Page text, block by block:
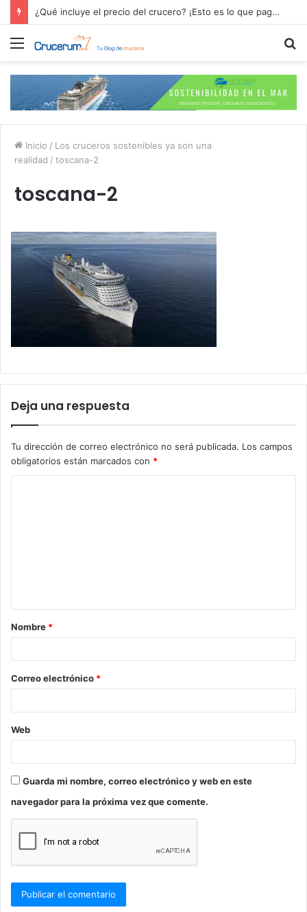
¿Qué incluye el precio del crucero? ¡Esto es lo que pagas por tu aventura en alta mar!
Menú
Inicio / Los cruceros sostenibles ya son una
realidad / toscana-2
toscana-2
Deja una respuesta
Tu dirección de correo electrónico no será publicada. Los campos
obligatorios están marcados con *
a
r
*
Nombre *
Correo electrónico *
Web
Guarda mi nombre, correo electrónico y web en este
navegador para la próxima vez que comente.